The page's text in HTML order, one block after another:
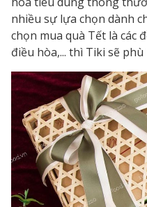
nhiều sự lựa chọn dành
chọn mua quà Tết là các
điều hòa,... thì Tiki sẽ